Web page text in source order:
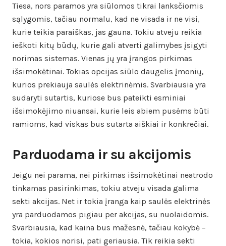
Tiesa, nors paramos yra siūlomos tikrai lanksčiomis
sąlygomis, tačiau normalu, kad ne visada ir ne visi,
kurie teikia paraiškas, jas gauna. Tokiu atveju reikia
ieškoti kitų būdų, kurie gali atverti galimybes įsigyti
norimas sistemas. Vienas jų yra įrangos pirkimas
išsimokėtinai. Tokias opcijas siūlo daugelis įmonių,
kurios prekiauja saulės elektrinėmis. Svarbiausia yra
sudaryti sutartis, kuriose bus pateikti esminiai
išsimokėjimo niuansai, kurie leis abiem pusėms būti
ramioms, kad viskas bus sutarta aiškiai ir konkrečiai.
Parduodama ir su akcijomis
Jeigu nei parama, nei pirkimas išsimokėtinai neatrodo
tinkamas pasirinkimas, tokiu atveju visada galima
sekti akcijas. Net ir tokia įranga kaip saulės elektrinės
yra parduodamos pigiau per akcijas, su nuolaidomis.
Svarbiausia, kad kaina bus mažesnė, tačiau kokybė –
tokia, kokios norisi, pati geriausia. Tik reikia sekti